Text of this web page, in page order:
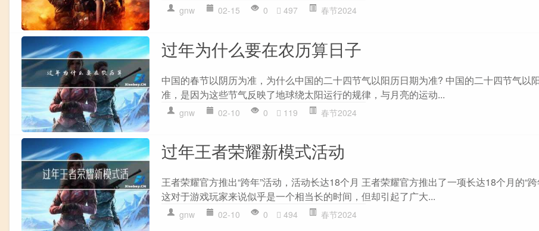
gnw 02-15 0 497 春节2024
过年为什么要在农历算日子
中国的春节以阴历为准，为什么中国的二十四节气以阳历日期为准? 中国的二十四节气以
准，是因为这些节气反映了地球绕太阳运行的规律，与月亮的运动...
gnw 02-10 0 119 春节2024
过年王者荣耀新模式活动
王者荣耀官方推出“跨年”活动，活动长达18个月 王者荣耀官方推出了一项长达18个月的“跨
这对于游戏玩家来说似乎是一个相当长的时间，但却引起了广大...
gnw 02-10 0 494 春节2024